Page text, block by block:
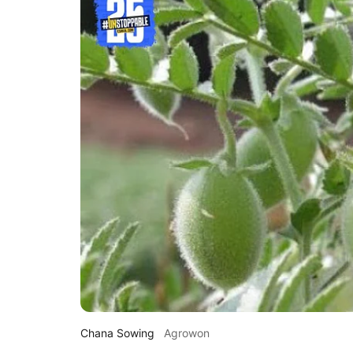
Chana Sowing Agrowon